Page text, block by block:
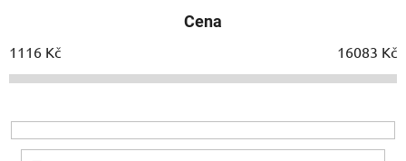
í
p
o
d
Cena
1116 Kč 16083 Kč